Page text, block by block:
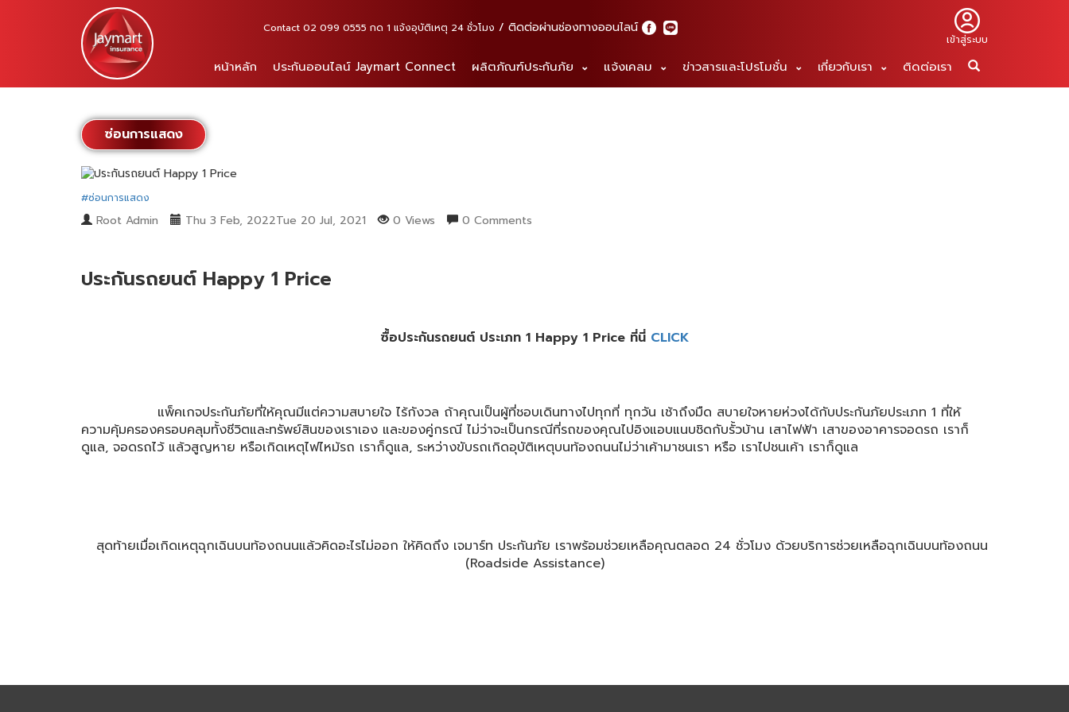
Contact 02 099 0555 กด 1 แจ้งอุบัติเหตุ 24 ชั่วโมง ติดต่อผ่านช่องทางออนไลน์
เข้าสู่ระบบ
หน้าหลัก ประกันออนไลน์ Jaymart Connect ผลิตภัณฑ์ประกันภัย แจ้งเคลม ข่าวสารและโปรโมชั่น เกี่ยวกับเรา ติดต่อเรา
ซ่อนการแสดง
#ซ่อนการแสดง
Root Admin Thu 3 Feb, 2022Tue 20 Jul, 2021 0 Views 0 Comments
ประกันรถยนต์ Happy 1 Price
ซื้อประกันรถยนต์ ประเภท 1 Happy 1 Price ที่นี่ CLICK
แพ็คเกจประกันภัยที่ให้คุณมีแต่ความสบายใจ ไร้กังวล ถ้าคุณเป็นผู้ที่ชอบเดินทางไปทุกที่ ทุกวัน เช้าถึงมืด สบายใจหายห่วงได้กับประกันภัยประเภท 1 ที่ให้
ความคุ้มครองครอบคลุมทั้งชีวิตและทรัพย์สินของเราเอง และของคู่กรณี ไม่ว่าจะเป็นกรณีที่รถของคุณไปอิงแอบแนบชิดกับรั้วบ้าน เสาไฟฟ้า เสาของอาคารจอดรถ เราก็
ดูแล, จอดรถไว้ แล้วสูญหาย หรือเกิดเหตุไฟไหม้รถ เราก็ดูแล, ระหว่างขับรถเกิดอุบัติเหตุบนท้องถนนไม่ว่าเค้ามาชนเรา หรือ เราไปชนเค้า เราก็ดูแล
สุดท้ายเมื่อเกิดเหตุฉุกเฉินบนท้องถนนแล้วคิดอะไรไม่ออก ให้คิดถึง เจมาร์ท ประกันภัย เราพร้อมช่วยเหลือคุณตลอด 24 ชั่วโมง ด้วยบริการช่วยเหลือฉุกเฉินบนท้องถนน
(Roadside Assistance)